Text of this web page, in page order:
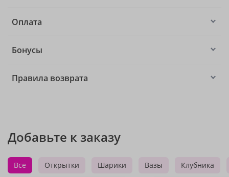
Оплата
Бонусы
Правила возврата
Добавьте к заказу
Все Открытки Шарики Вазы Клубника